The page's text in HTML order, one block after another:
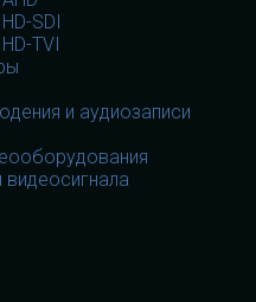
SDI
TVI
и аудиозаписи